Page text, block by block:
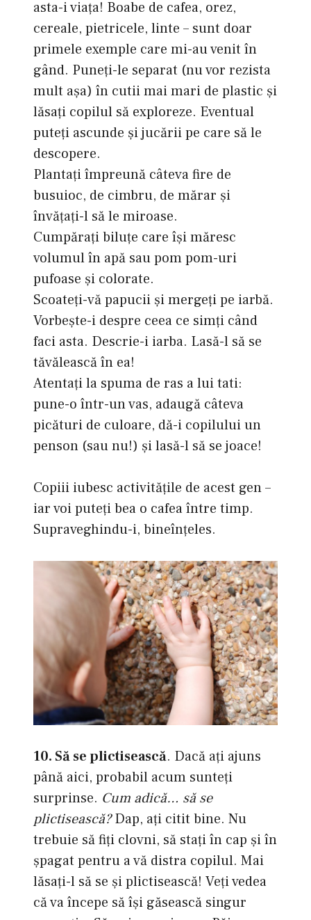
asta-i viaţa! Boabe de cafea, orez,
cereale, pietricele, linte – sunt doar
primele exemple care mi-au venit în
gând. Puneţi-le separat (nu vor rezista
mult aşa) în cutii mai mari de plastic şi
lăsaţi copilul să exploreze. Eventual
puteţi ascunde şi jucării pe care să le
descopere.
Plantaţi împreună câteva fire de
busuioc, de cimbru, de mărar şi
învăţaţi-l să le miroase.
Cumpăraţi biluţe care îşi măresc
volumul în apă sau pom pom-uri
pufoase şi colorate.
Scoateţi-vă papucii şi mergeţi pe iarbă.
Vorbeşte-i despre ceea ce simţi când
faci asta. Descrie-i iarba. Lasă-l să se
tăvălească în ea!
Atentaţi la spuma de ras a lui tati:
pune-o într-un vas, adaugă câteva
picături de culoare, dă-i copilului un
penson (sau nu!) şi lasă-l să se joace!
Copiii iubesc activităţile de acest gen –
iar voi puteţi bea o cafea între timp.
Supraveghindu-i, bineînţeles.
10. Să se plictisească. Dacă aţi ajuns
până aici, probabil acum sunteţi
surprinse. Cum adică… să se
plictisească?Dap, aţi citit bine. Nu
trebuie să fiţi clovni, să staţi în cap şi în
şpagat pentru a vă distra copilul. Mai
lăsaţi-l să se şi plictisească! Veţi vedea
că va începe să îşi găsească singur